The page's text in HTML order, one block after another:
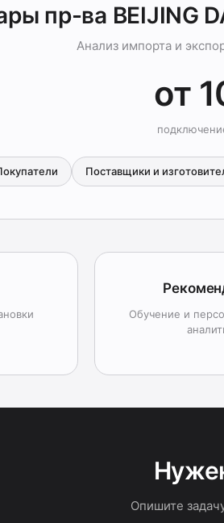
пр-ва BEIJING
Анализ импорта и
от
Поставщики и
Обучение и
Опишите